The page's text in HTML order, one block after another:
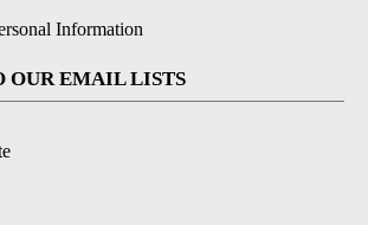
Information
OUR EMAIL LISTS